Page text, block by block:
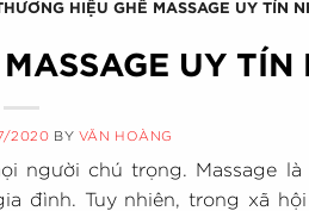
HIỆU GHẾ MASSAGE UY TÍN
UY TÍN
2020 BY VĂN HOÀNG
người chú trọng. Massage
đình. Tuy nhiên, trong xã